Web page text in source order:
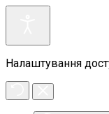
Налаштування